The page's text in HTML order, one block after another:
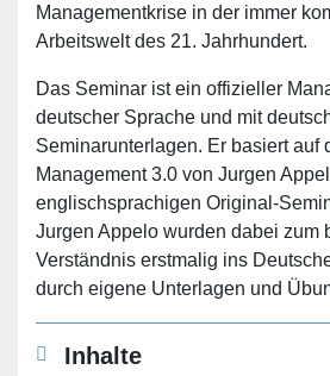
Managementkrise in der immer
Arbeitswelt des 21. Jahrhundert.
Das Seminar ist ein offizieller
deutscher Sprache und mit
Seminarunterlagen. Er basiert auf
Management 3.0 von Jurgen
englischsprachigen Original-
Jurgen Appelo wurden dabei zum
Verständnis erstmalig ins
durch eigene Unterlagen und
Inhalte